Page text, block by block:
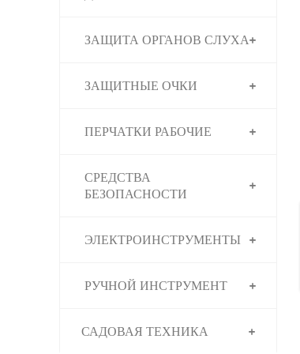
ЗАЩИТА ОРГАНОВ СЛУХА
ЗАЩИТНЫЕ ОЧКИ
ПЕРЧАТКИ РАБОЧИЕ
СРЕДСТВА
БЕЗОПАСНОСТИ
ЭЛЕКТРОИНСТРУМЕНТЫ
РУЧНОЙ ИНСТРУМЕНТ
САДОВАЯ ТЕХНИКА